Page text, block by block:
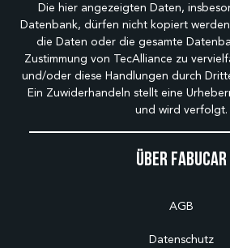
Über Fabucar
AGB
Datenschutz
Die hier angezeigten Daten,
Datenbank, dürfen nicht kopiert
die Daten oder die gesamte
Zustimmung von TecAlliance zu
und/oder diese Handlungen durch
Ein Zuwiderhandeln stellt eine
und wird verfolgt.